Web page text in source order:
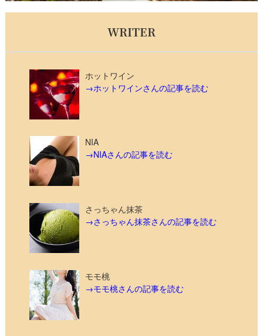
WRITER
ホットワイン
→ホットワインさんの記事を読む
NIA
→NIAさんの記事を読む
さっちゃん抹茶
→さっちゃん抹茶さんの記事を読む
モモ桃
→モモ桃さんの記事を読む